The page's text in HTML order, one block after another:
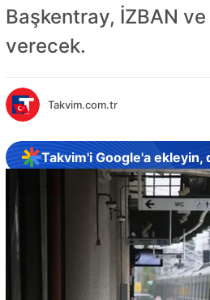
Başkentray, İZBAN
verecek.
Takvim.com.tr
Takvim'i Google'a ekleyin,